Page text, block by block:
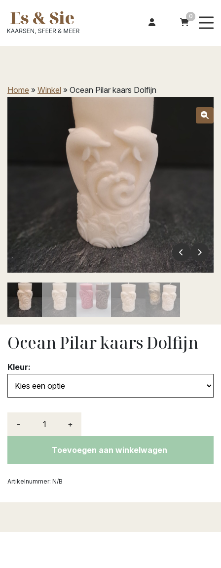
0
Home » Winkel » Ocean Pilar kaars Dolfijn
Ocean Pilar kaars Dolfijn
Kleur:
- +
Toevoegen aan winkelwagen
Artikelnummer: N/B